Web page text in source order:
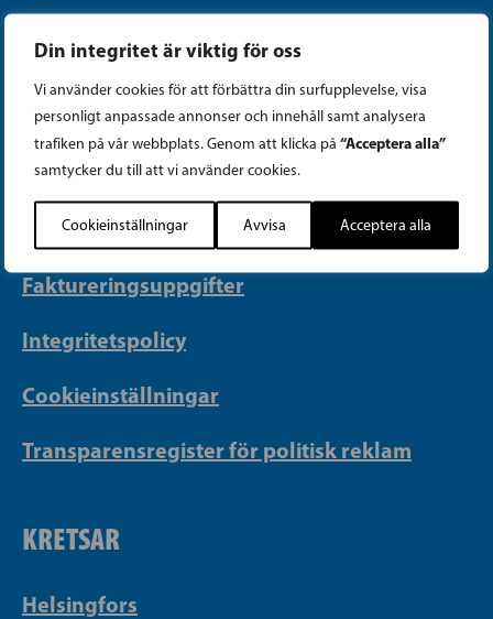
Din integritet är viktig för oss
Vi använder cookies för att förbättra din surfupplevelse, visa
personligt anpassade annonser och innehåll samt analysera
trafiken på vår webbplats. Genom att klicka på “Acceptera alla”
samtycker du till att vi använder cookies.
Cookieinställningar Avvisa Acceptera alla
PARTIKANSLIET
Telefon (09) 693 070
PB 430, 00101 Helsingfors
Georgsgatan 27, 00100 Helsingfors
info@sfp.fi
Faktureringsuppgifter
Integritetspolicy
Cookieinställningar
Transparensregister för politisk reklam
KRETSAR
Helsingfors